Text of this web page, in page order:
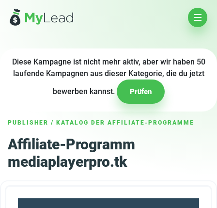
Diese Kampagne ist nicht mehr aktiv, aber wir haben 50
laufende Kampagnen aus dieser Kategorie, die du jetzt
bewerben kannst.
Prüfen
PUBLISHER / KATALOG DER AFFILIATE-PROGRAMME
Affiliate-Programm
mediaplayerpro.tk